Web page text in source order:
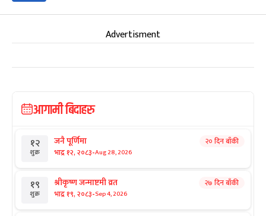
Advertisment
आगामी बिदाहरु
१२
शुक्र
जनै पूर्णिमा
भाद्र १२, २०८३-Aug 28, 2026
२० दिन बाँकी
१९
शुक्र
श्रीकृष्ण जन्माष्टमी व्रत
भाद्र १९, २०८३-Sep 4, 2026
२७ दिन बाँकी